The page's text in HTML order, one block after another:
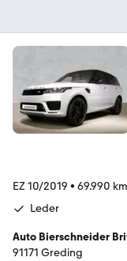
EZ 10/2019 • 69.990 km
Leder
Auto Bierschneider
91171 Greding